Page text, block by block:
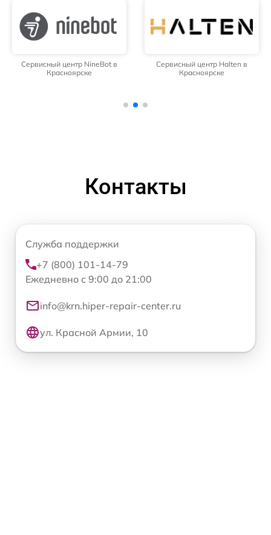
Сервисный центр NineBot в
Красноярске
Сервисный центр Halten в
Красноярске
Контакты
Служба поддержки
+7 (800) 101-14-79
Ежедневно с 9:00 до 21:00
info@krn.hiper-repair-center.ru
ул. Красной Армии, 10